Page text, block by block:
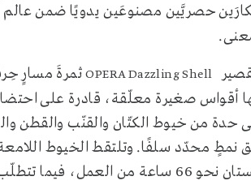
حصريَّين مصنوعَين يدويًا ضمن عالم
OPERA Dazzling Shellثمرةَ مسارٍ
أقواس صغيرة معلّقة، قادرة على
حدة من خيوط الكتّان والقنّب والقطن
نمطٍ محدّد سلفًا. وتلتقط الخيوط